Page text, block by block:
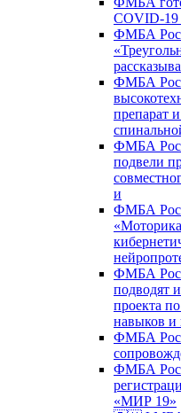
COVID-19
ФМБА
ФМБА
препарат
ФМБА
подвели
и
ФМБА
ФМБА
подводят
проекта
навыков и
ФМБА
ФМБА
«МИР 19»